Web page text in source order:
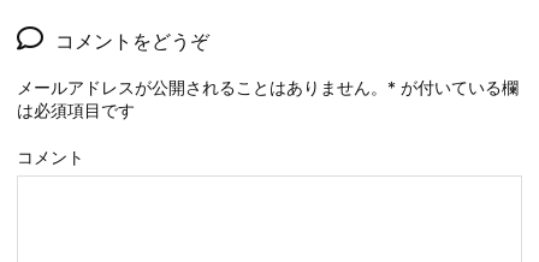
コメントをどうぞ
メールアドレスが公開されることはありません。 * が付いている欄
は必須項目です
コメント